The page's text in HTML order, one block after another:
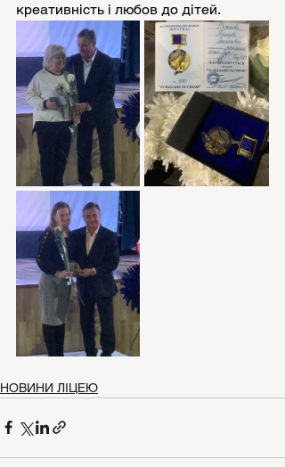
креативність і любов до дітей.
НОВИНИ ЛІЦЕЮ